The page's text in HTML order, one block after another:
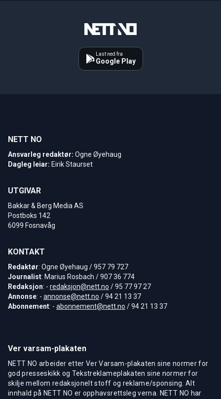
Last ned fra
Google Play
NETT NO
Ansvarleg redaktør: Ogne Øyehaug
Dagleg leiar: Eirik Staurset
UTGIVAR
Bakkar & Berg Media AS
Postboks 142
6099 Fosnavåg
KONTAKT
Redaktør: Ogne Øyehaug / 957 79 727
Journalist: Marius Rosbach / 907 36 774
Redaksjon: - redaksjon@nett.no / 95 77 97 27
Annonse: - annonse@nett.no / 94 21 13 37
Abonnement: - abonnement@nett.no / 94 21 13 37
Ver varsam-plakaten
NETT NO arbeider etter Ver Varsam-plakaten sine normer for
god presseskikk og Tekstreklameplakaten sine normer for
skilje mellom redaksjonelt stoff og reklame/sponsing. Alt
innhald på NETT NO er opphavsrettsleg verna. NETT NO har